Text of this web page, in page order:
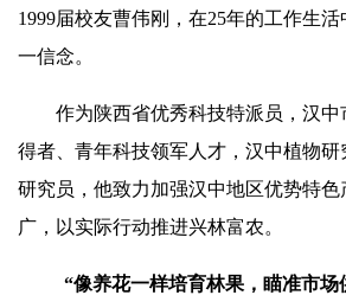
1999届校友曹伟刚，在25年的工作生
一信念。
作为陕西省优秀科技特派员，汉
得者、青年科技领军人才，汉中植物研
研究员，他致力加强汉中地区优势特
广，以实际行动推进兴林富农。
“像养花一样培育林果，瞄准市场